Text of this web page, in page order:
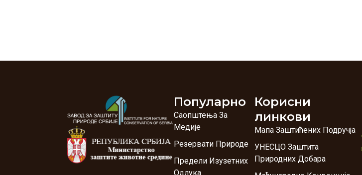
Популарно
Саопштења За
Медије
Резервати Природе
Предели Изузетних
Одлука
Корисни
линкови
Мапа Заштићених Подручја
УНЕСЦО Заштита
Природних Добара